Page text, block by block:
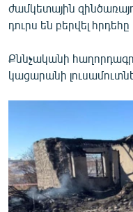
ժամկետային
դուրս են բերվել
Քննչականի
կացարանի